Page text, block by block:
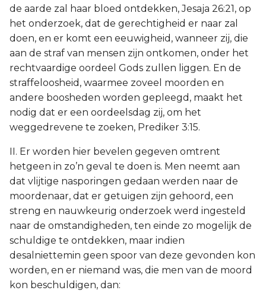
de aarde zal haar bloed ontdekken, Jesaja 26:21, op
het onderzoek, dat de gerechtigheid er naar zal
doen, en er komt een eeuwigheid, wanneer zij, die
aan de straf van mensen zijn ontkomen, onder het
rechtvaardige oordeel Gods zullen liggen. En de
straffeloosheid, waarmee zoveel moorden en
andere boosheden worden gepleegd, maakt het
nodig dat er een oordeelsdag zij, om het
weggedrevene te zoeken, Prediker 3:15.
II. Er worden hier bevelen gegeven omtrent
hetgeen in zo’n geval te doen is. Men neemt aan
dat vlijtige nasporingen gedaan werden naar de
moordenaar, dat er getuigen zijn gehoord, een
streng en nauwkeurig onderzoek werd ingesteld
naar de omstandigheden, ten einde zo mogelijk de
schuldige te ontdekken, maar indien
desalniettemin geen spoor van deze gevonden kon
worden, en er niemand was, die men van de moord
kon beschuldigen, dan: